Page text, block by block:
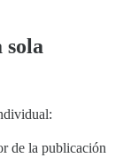
sola
de la publicación